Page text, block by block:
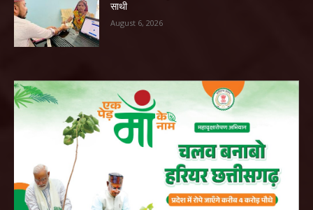
साथी
August 6, 2026